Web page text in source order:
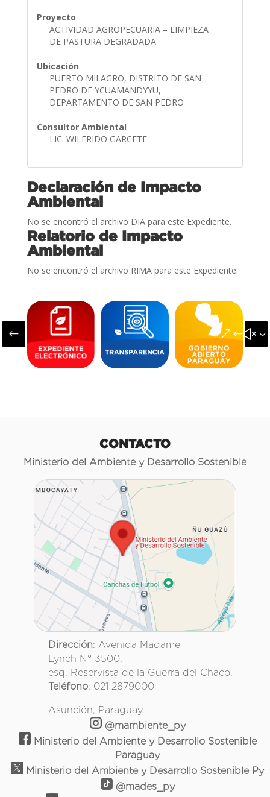
Proyecto
ACTIVIDAD AGROPECUARIA – LIMPIEZA
DE PASTURA DEGRADADA
Ubicación
PUERTO MILAGRO, DISTRITO DE SAN
PEDRO DE YCUAMANDYYU,
DEPARTAMENTO DE SAN PEDRO
Consultor Ambiental
LIC. WILFRIDO GARCETE
Declaración de Impacto
Ambiental
No se encontró el archivo DIA para este Expediente.
Relatorio de Impacto
Ambiental
No se encontró el archivo RIMA para este Expediente.
#
CONTACTO
Ministerio del Ambiente y Desarrollo Sostenible
Dirección: Avenida Madame
Lynch N° 3500.
esq. Reservista de la Guerra del Chaco.
Teléfono: 021 2879000
Asunción, Paraguay.
@mambiente_py
Ministerio del Ambiente y Desarrollo Sostenible
Paraguay
Ministerio del Ambiente y Desarrollo Sostenible Py
@mades_py